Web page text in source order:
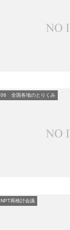
06 全国各地のとりくみ
NPT再検討会議